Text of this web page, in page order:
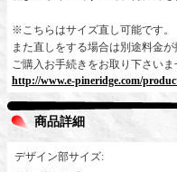
※こちらはサイズ直し可能です
また直しをする場合は別途料金
ご購入お手続きをお取り下さいま
http://www.e-pineridge.com/
商品詳細
デザイン部サイズ: